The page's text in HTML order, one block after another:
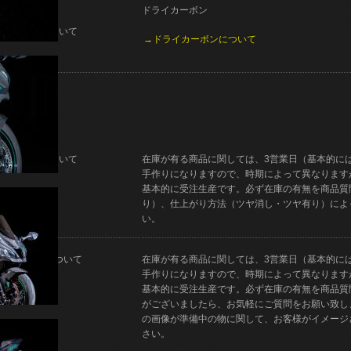
製法について
ドライカーボン
→ドライカーボンについて
納期について
在庫が有る商品に関しては、3営業日（基本的に
手作りになりますので、時期によって異なりま
基本的に受注生産です。必ず在庫の有無を商品
り）、仕上がり方法（ツヤ消し・ツヤ有り）に
い。
ご質問について
在庫が有る商品に関しては、3営業日（基本的に
手作りになりますので、時期によって異なりま
基本的に受注生産です。必ず在庫の有無を商品
がございましたら、お気軽にご質問をお願い致
の画像が準備中の物に関して、お客様がイメー
さい。